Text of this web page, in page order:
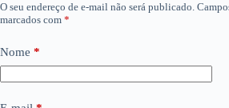
O seu endereço de e-mail não será publicado.
marcados com *
Nome *